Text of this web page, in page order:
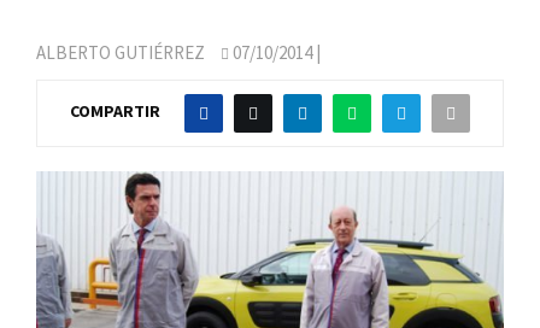
ALBERTO GUTIÉRREZ 07/10/2014|
COMPARTIR